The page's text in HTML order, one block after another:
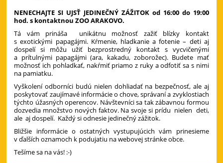
NENECHAJTE SI UJSŤ JEDINEČNÝ ZÁŽITOK od 16:00 do 19:00
hod. s kontaktnou ZOO ARAKOVO.
Tá vám prináša unikátnu možnosť zažiť blízky kontakt
s exotickými papagájmi. Kŕmenie, hladkanie a fotenie – deti aj
dospelí si môžu užiť bezprostredný kontakt s vycvičenými
a prítulnými papagájmi (ara, kakadu, zoborožec). Budete mať
možnosť ich pohladkať, nakŕmiť priamo z ruky a odfotiť sa s nimi
na pamiatku.
Vyškolení odborníci budú nielen dohliadať na bezpečnosť, ale aj
poskytovať zaujímavé informácie o chove, správaní a zvyklostiach
týchto úžasných operencov. Návštevníci sa tak zábavnou formou
dozvedia množstvo nových faktov. Na svoje si prídu nielen deti,
ale aj dospelí. Každý si odnesie jedinečný zážitok.
Bližšie informácie o ostatných vystupujúcich vám prinesieme
v ďalších oznamoch k podujatiu na webovej stránke obce.
Tešíme sa na vás! :-)